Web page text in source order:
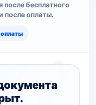
бесплатного
после оплаты.
оплаты